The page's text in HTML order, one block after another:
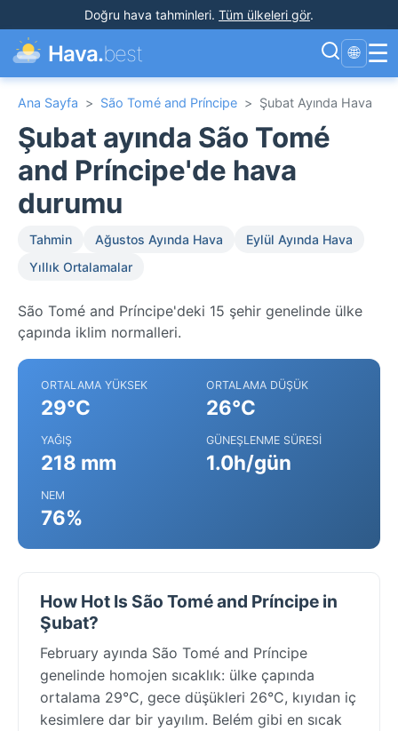
Doğru hava tahminleri. Tüm ülkeleri gör.
Hava.best 🌐 ☰
Ana Sayfa > São Tomé and Príncipe > Şubat Ayında Hava
Şubat ayında São Tomé
and Príncipe'de hava
durumu
Tahmin Ağustos Ayında Hava
Eylül Ayında Hava
Yıllık Ortalamalar
São Tomé and Príncipe'deki 15 şehir genelinde ülke
çapında iklim normalleri.
ORTALAMA YÜKSEK
29°C
ORTALAMA DÜŞÜK
26°C
YAĞIŞ
218 mm
GÜNEŞLENME SÜRESI
1.0h/gün
NEM
76%
How Hot Is São Tomé and Príncipe in
Şubat?
February ayında São Tomé and Príncipe
genelinde homojen sıcaklık: ülke çapında
ortalama 29°C, gece düşükleri 26°C, kıyıdan iç
kesimlere dar bir yayılım. Belém gibi en sıcak